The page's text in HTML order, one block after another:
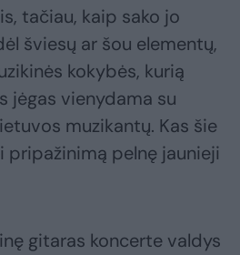
tačiau, kaip sako jo
šviesų ar šou elementų,
kokybės, kurią
jėgas vienydama su
muzikantų. Kas šie
pripažinimą pelnę jaunieji
gitaras koncerte valdys